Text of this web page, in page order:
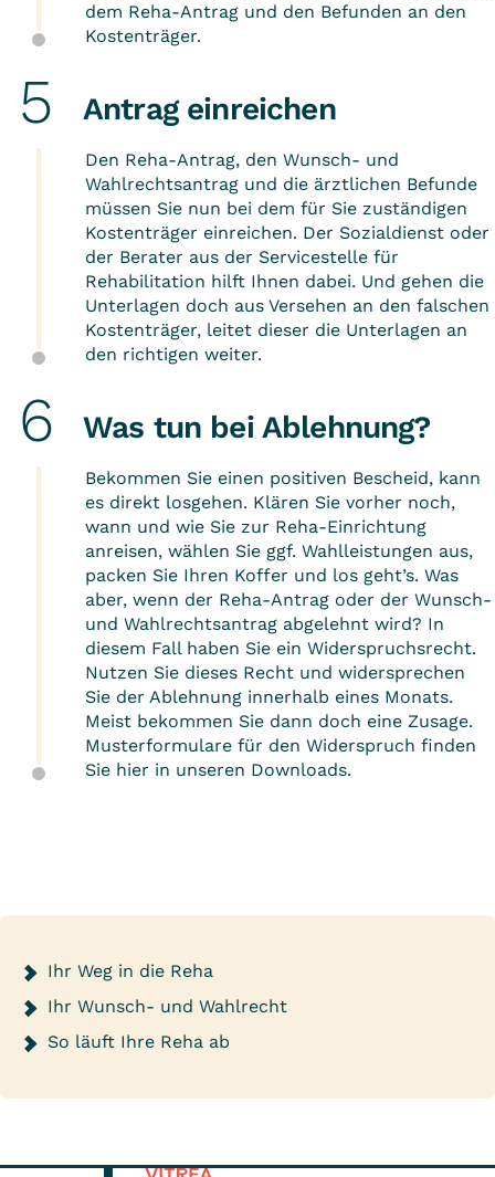
dem Reha-Antrag und den Befunden an den
Kostenträger.
Antrag einreichen
Den Reha-Antrag, den Wunsch- und
Wahlrechtsantrag und die ärztlichen Befunde
müssen Sie nun bei dem für Sie zuständigen
Kostenträger einreichen. Der Sozialdienst oder
der Berater aus der Servicestelle für
Rehabilitation hilft Ihnen dabei. Und gehen die
Unterlagen doch aus Versehen an den falschen
Kostenträger, leitet dieser die Unterlagen an
den richtigen weiter.
Was tun bei Ablehnung?
Bekommen Sie einen positiven Bescheid, kann
es direkt losgehen. Klären Sie vorher noch,
wann und wie Sie zur Reha-Einrichtung
anreisen, wählen Sie ggf. Wahlleistungen aus,
packen Sie Ihren Koffer und los geht’s. Was
aber, wenn der Reha-Antrag oder der Wunsch-
und Wahlrechtsantrag abgelehnt wird? In
diesem Fall haben Sie ein Widerspruchsrecht.
Nutzen Sie dieses Recht und widersprechen
Sie der Ablehnung innerhalb eines Monats.
Meist bekommen Sie dann doch eine Zusage.
Musterformulare für den Widerspruch finden
Sie hier in unseren Downloads.
Ihr Weg in die Reha
Ihr Wunsch- und Wahlrecht
So läuft Ihre Reha ab